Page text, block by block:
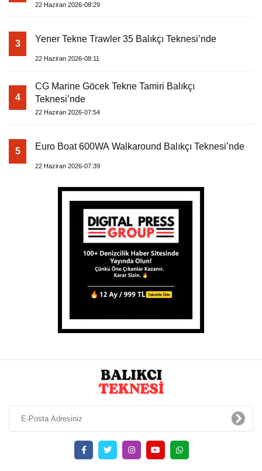
22 Haziran 2026-08:29
3 Yener Tekne Trawler 35 Balıkçı Teknesi’nde
22 Haziran 2026-08:11
4
CG Marine Göcek Tekne Tamiri Balıkçı
Teknesi’nde
22 Haziran 2026-07:54
5 Euro Boat 600WA Walkaround Balıkçı Teknesi’nde
22 Haziran 2026-07:39